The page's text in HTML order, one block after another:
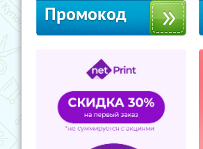
Промокод